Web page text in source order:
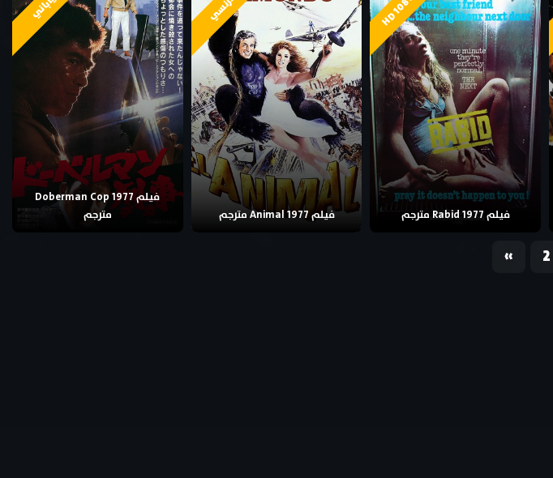
فيلم Rabid 1977 مترجم فيلم Animal 1977 مترجم
ياباني
فيلم Doberman Cop 1977
مترجم
2
«